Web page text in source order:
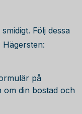
Följ dessa
på
om din bostad och